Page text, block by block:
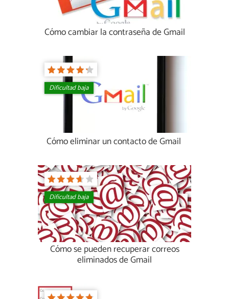
Cómo cambiar la contraseña de Gmail
Dificultad baja
Cómo eliminar un contacto de Gmail
Dificultad baja
Cómo se pueden recuperar correos
eliminados de Gmail